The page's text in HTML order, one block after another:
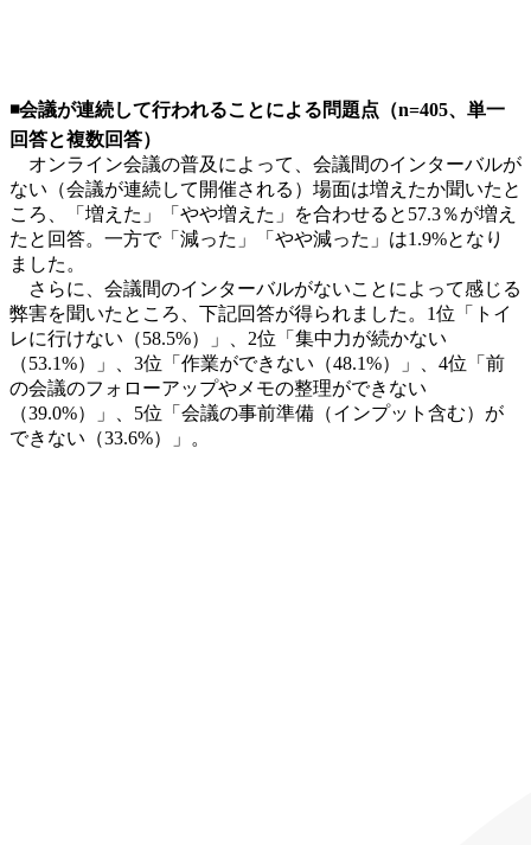
◾️会議が連続して行われることによる問題点（n=405、単一
回答と複数回答）
オンライン会議の普及によって、会議間のインターバルが
ない（会議が連続して開催される）場面は増えたか聞いたと
ころ、「増えた」「やや増えた」を合わせると57.3％が増え
たと回答。一方で「減った」「やや減った」は1.9%となり
ました。
さらに、会議間のインターバルがないことによって感じる
弊害を聞いたところ、下記回答が得られました。1位「トイ
レに行けない（58.5%）」、2位「集中力が続かない
（53.1%）」、3位「作業ができない（48.1%）」、4位「前
の会議のフォローアップやメモの整理ができない
（39.0%）」、5位「会議の事前準備（インプット含む）が
できない（33.6%）」。